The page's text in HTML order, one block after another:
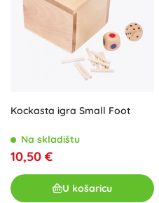
Kockasta igra Small Foot
Na skladištu
10,50 €
U košaricu